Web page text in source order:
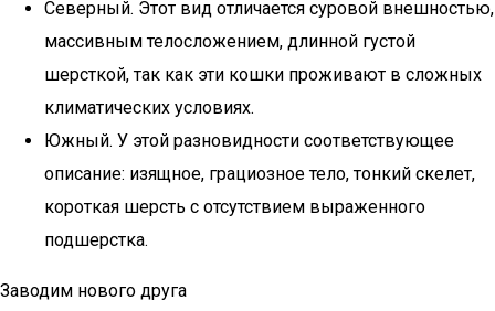
Северный. Этот вид отличается суровой внешностью,
массивным телосложением, длинной густой
шерсткой, так как эти кошки проживают в сложных
климатических условиях.
Южный. У этой разновидности соответствующее
описание: изящное, грациозное тело, тонкий скелет,
короткая шерсть с отсутствием выраженного
подшерстка.
Заводим нового друга